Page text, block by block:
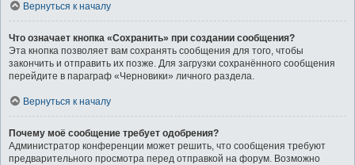
Вернуться к началу
Что означает кнопка «Сохранить» при создании сообщения?
Эта кнопка позволяет вам сохранять сообщения для того, чтобы
закончить и отправить их позже. Для загрузки сохранённого сообщения
перейдите в параграф «Черновики» личного раздела.
Вернуться к началу
Почему моё сообщение требует одобрения?
Администратор конференции может решить, что сообщения требуют
предварительного просмотра перед отправкой на форум. Возможно